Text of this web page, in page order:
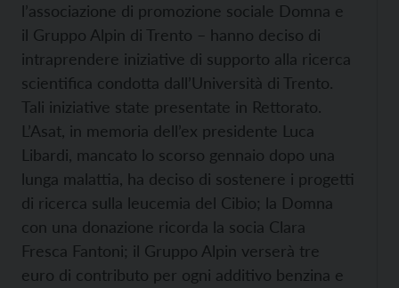
l’associazione di promozione sociale Domna e
il Gruppo Alpin di Trento – hanno deciso di
intraprendere iniziative di supporto alla ricerca
scientifica condotta dall’Università di Trento.
Tali iniziative state presentate in Rettorato.
L’Asat, in memoria dell’ex presidente Luca
Libardi, mancato lo scorso gennaio dopo una
lunga malattia, ha deciso di sostenere i progetti
di ricerca sulla leucemia del Cibio; la Domna
con una donazione ricorda la socia Clara
Fresca Fantoni; il Gruppo Alpin verserà tre
euro di contributo per ogni additivo benzina e